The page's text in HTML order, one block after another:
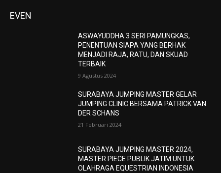
EVEN
ASWAYUDDHA 3 SERI PAMUNGKAS,
PENENTUAN SIAPA YANG BERHAK
MENJADI RAJA, RATU, DAN SKUAD
TERBAIK
9 Agustus 2024
SURABAYA JUMPING MASTER GELAR
JUMPING CLINIC BERSAMA PATRICK VAN
DER SCHANS
21 Februari 2024
SURABAYA JUMPING MASTER 2024,
MASTER PIECE PUBLIK JATIM UNTUK
OLAHRAGA EQUESTRIAN INDONESIA